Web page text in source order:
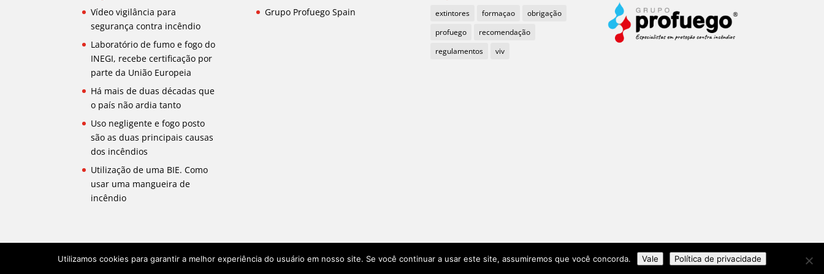
Vídeo vigilância para
segurança contra incêndio
Laboratório de fumo e fogo do
INEGI, recebe certificação por
parte da União Europeia
Há mais de duas décadas que
o país não ardia tanto
Uso negligente e fogo posto
são as duas principais causas
dos incêndios
Utilização de uma BIE. Como
usar uma mangueira de
incêndio
Grupo Profuego Spain extintores formaçao
obrigação
profuego
recomendação
regulamentos
viv
Más de 35 años Grupo Profuego y BMVIV en Portugal ©1985-2021Aviso legal e Política de Privacidade
Utilizamos cookies para garantir a melhor experiência do usuário em nosso site. Se você continuar a usar este site, assumiremos que você concorda. Vale Política de privacidade